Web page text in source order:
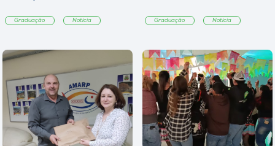
Graduação Notícia Graduação Notícia